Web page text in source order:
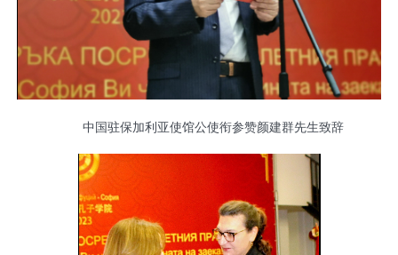
中国驻保加利亚使馆公使衔参赞颜建群先生致辞